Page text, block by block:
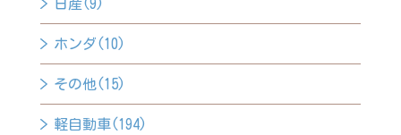
日産(9)
ホンダ(10)
その他(15)
軽自動車(194)